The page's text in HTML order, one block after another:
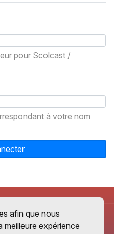
pour Scolcast /
à votre nom
afin que nous
meilleure expérience